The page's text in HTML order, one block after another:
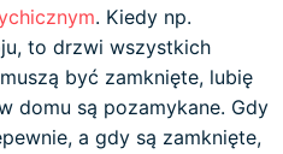
. Kiedy np.
to drzwi wszystkich
być zamknięte, lubię
domu są pozamykane. Gdy
a gdy są zamknięte,